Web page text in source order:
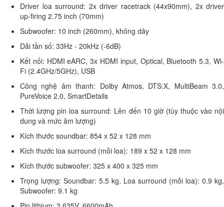
Driver loa surround: 2x driver racetrack (44x90mm), 2x driver
up-firing 2.75 inch (70mm)
Subwoofer: 10 inch (260mm), không dây
Dải tần số: 33Hz - 20kHz (-6dB)
Kết nối: HDMI eARC, 3x HDMI input, Optical, Bluetooth 5.3, Wi-
Fi (2.4GHz/5GHz), USB
Công nghệ âm thanh: Dolby Atmos, DTS:X, MultiBeam 3.0,
PureVoice 2.0, SmartDetails
Thời lượng pin loa surround: Lên đến 10 giờ (tùy thuộc vào nội
dung và mức âm lượng)
Kích thước soundbar: 854 x 52 x 128 mm
Kích thước loa surround (mỗi loa): 189 x 52 x 128 mm
Kích thước subwoofer: 325 x 400 x 325 mm
Trọng lượng: Soundbar: 5.5 kg, Loa surround (mỗi loa): 0.9 kg,
Subwoofer: 9.1 kg